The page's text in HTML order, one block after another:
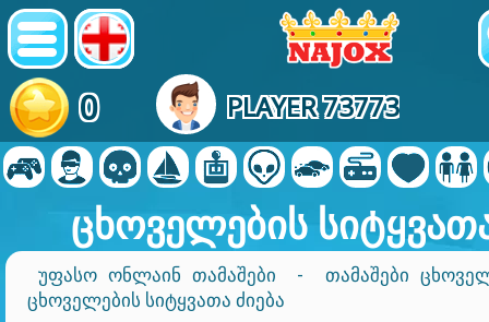
0 PLAYER 73773
ცხოველების
ᲣᲤᲐᲡᲝ ᲝᲜᲚᲐᲘᲜ ᲗᲐᲛᲐᲨᲔᲑᲘ -
ᲗᲐᲛᲐᲨᲔᲑᲘ
ᲪᲮᲝᲕᲔᲚᲔᲑᲘᲡ ᲡᲘᲢᲧᲕᲐᲗᲐ ᲫᲘᲔᲑᲐ